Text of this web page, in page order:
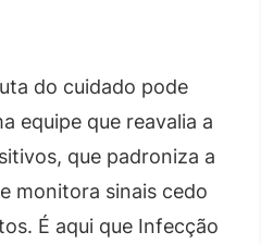
do cuidado pode
equipe que reavalia a
que padroniza a
monitora sinais cedo
É aqui que Infecção